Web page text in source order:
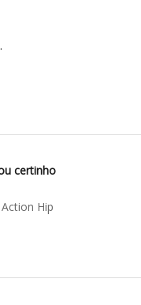
certinho
Hip